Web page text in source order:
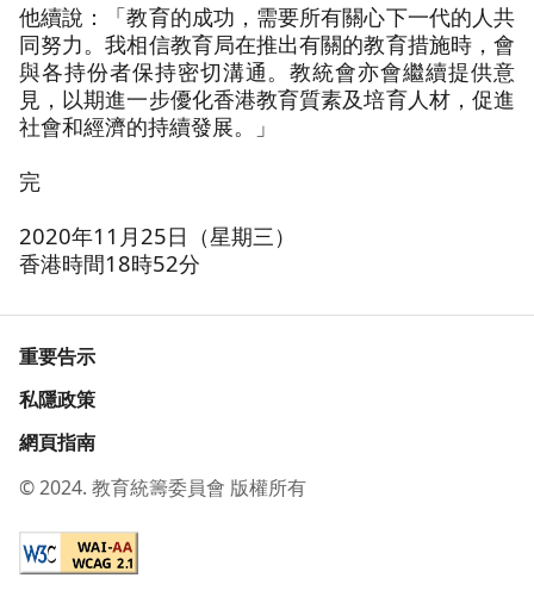
他續說：「教育的成功，需要所有關心下一代的人共
同努力。我相信教育局在推出有關的教育措施時，會
與各持份者保持密切溝通。教統會亦會繼續提供意
見，以期進一步優化香港教育質素及培育人材，促進
社會和經濟的持續發展。」
完
2020年11月25日（星期三）
香港時間18時52分
重要告示
私隱政策
網頁指南
© 2024. 教育統籌委員會 版權所有